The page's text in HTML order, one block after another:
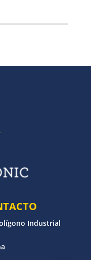
Industrial